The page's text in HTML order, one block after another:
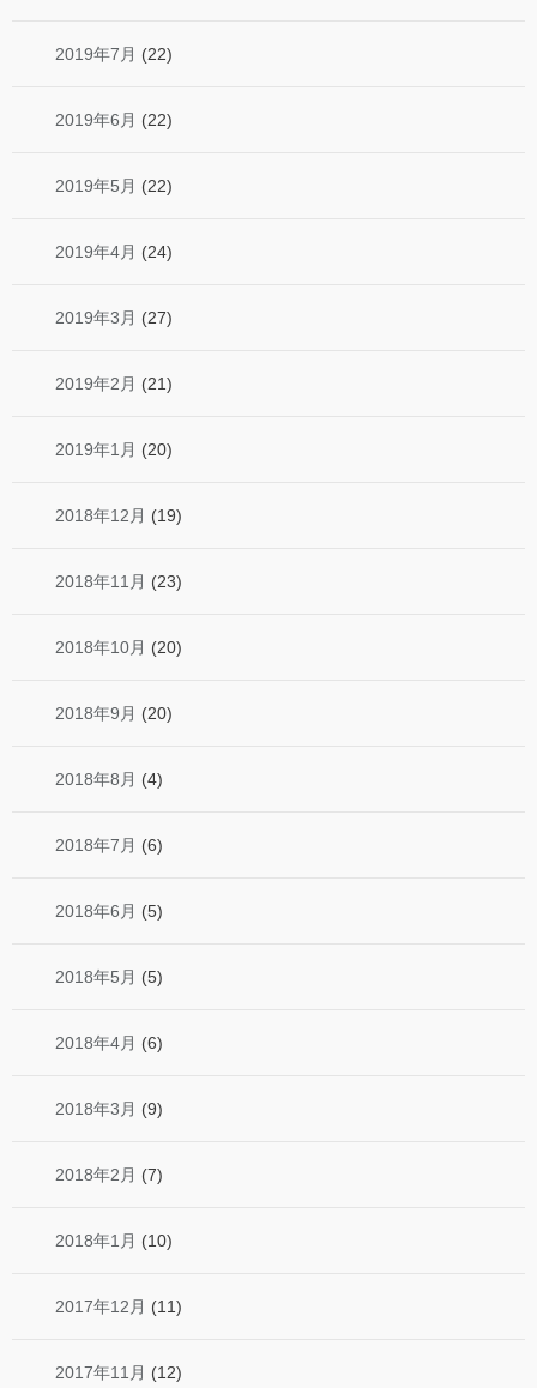
2019年7月 (22)
2019年6月 (22)
2019年5月 (22)
2019年4月 (24)
2019年3月 (27)
2019年2月 (21)
2019年1月 (20)
2018年12月 (19)
2018年11月 (23)
2018年10月 (20)
2018年9月 (20)
2018年8月 (4)
2018年7月 (6)
2018年6月 (5)
2018年5月 (5)
2018年4月 (6)
2018年3月 (9)
2018年2月 (7)
2018年1月 (10)
2017年12月 (11)
2017年11月 (12)